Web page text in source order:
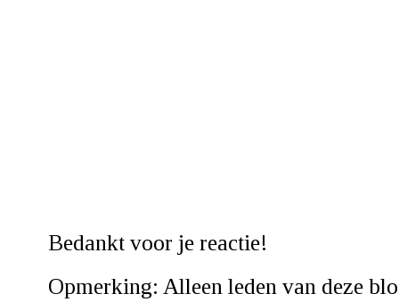
Bedankt voor je reactie!
Opmerking: Alleen leden van deze